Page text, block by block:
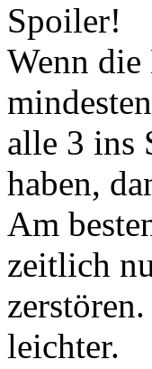
Spoiler!
Wenn
alle 3 ins
haben,
Am
zeitlich
leichter.